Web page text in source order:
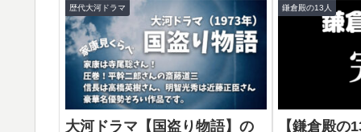
そんな大河ドラマの見逃しイッ...
す。
歴代大河ドラマ
大河ドラマ【国盗り物語】の
鎌倉殿の13人
【鎌倉殿の